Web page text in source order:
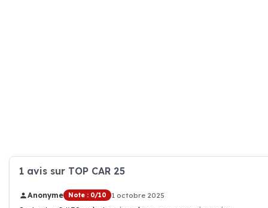
1 avis sur TOP CAR 25
Anonyme Note : 0/10 1 octobre 2025